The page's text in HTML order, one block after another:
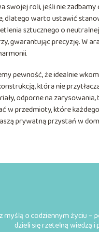
swojej roli, jeśli nie
dlatego warto ustawić
sztucznego o
gwarantując precyzję. W
pewność, że idealnie
która nie
odporne na
w przedmioty, które
prywatną przystań w
o codziennym życiu –
dzieli się rzetelną wiedzą